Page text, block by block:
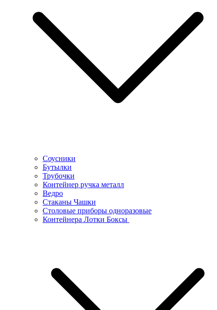
Соусники
Бутылки
Трубочки
Контейнер ручка металл
Ведро
Стаканы Чашки
Столовые приборы одноразовые
Контейнера Лотки Боксы